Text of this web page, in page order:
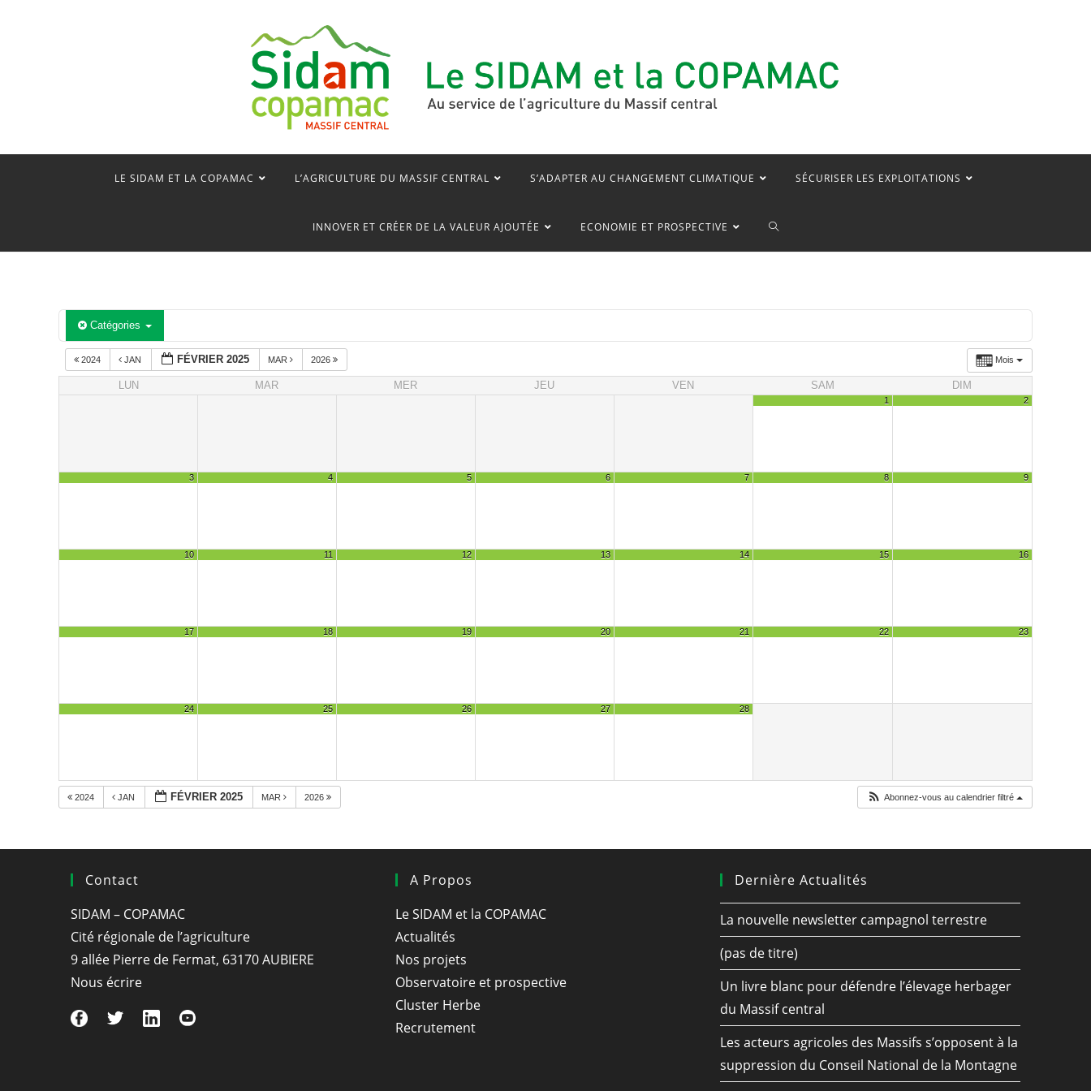
LE SIDAM ET LA COPAMAC L’AGRICULTURE DU MASSIF CENTRAL S’ADAPTER AU CHANGEMENT CLIMATIQUE SÉCURISER LES EXPLOITATIONS
INNOVER ET CRÉER DE LA VALEUR AJOUTÉE ECONOMIE ET PROSPECTIVE TOGGLE
Catégories
Mois
2024 JAN FÉVRIER 2025 MAR 2026
LUN MAR MER JEU VEN SAM DIM
1 2
3 4 5 6 7 8 9
10 11 12 13 14 15 16
17 18 19 20 21 22 23
24 25 26 27 28
2024 JAN FÉVRIER 2025 MAR 2026 Abonnez-vous au calendrier filtré
Contact
SIDAM – COPAMAC
Cité régionale de l’agriculture
9 allée Pierre de Fermat, 63170 AUBIERE
Nous écrire
A Propos
Le SIDAM et la COPAMAC
Actualités
Nos projets
Observatoire et prospective
Cluster Herbe
Recrutement
Dernière Actualités
La nouvelle newsletter campagnol terrestre
(pas de titre)
Un livre blanc pour défendre l’élevage herbager
du Massif central
Les acteurs agricoles des Massifs s’opposent à la
suppression du Conseil National de la Montagne